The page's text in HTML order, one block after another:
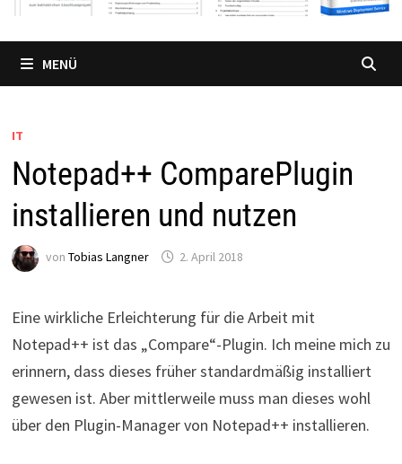
MENÜ
IT
Notepad++ ComparePlugin
installieren und nutzen
von Tobias Langner 2. April 2018
Eine wirkliche Erleichterung für die Arbeit mit
Notepad++ ist das „Compare“-Plugin. Ich meine mich zu
erinnern, dass dieses früher standardmäßig installiert
gewesen ist. Aber mittlerweile muss man dieses wohl
über den Plugin-Manager von Notepad++ installieren.